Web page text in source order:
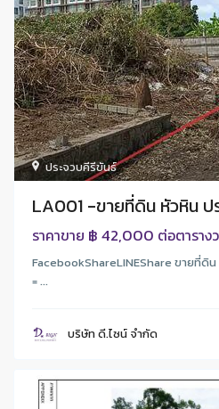
ประจวบคีรีขันธ์
LA001 -ขายที่ดิน หัวหิน ป
ราคาขาย ฿ 42,000 ต่อตาราง
FacebookShareLINEShare ขายที่ดิ
= ...
บริษัท ดี.ไซน์ จํากัด